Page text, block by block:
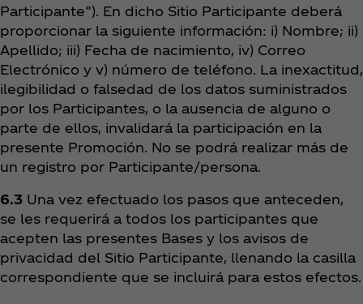
Participante”). En dicho Sitio Participante deberá
proporcionar la siguiente información: i) Nombre; ii)
Apellido; iii) Fecha de nacimiento, iv) Correo
Electrónico y v) número de teléfono. La inexactitud,
ilegibilidad o falsedad de los datos suministrados
por los Participantes, o la ausencia de alguno o
parte de ellos, invalidará la participación en la
presente Promoción. No se podrá realizar más de
un registro por Participante/persona.
6.3 Una vez efectuado los pasos que anteceden,
se les requerirá a todos los participantes que
acepten las presentes Bases y los avisos de
privacidad del Sitio Participante, llenando la casilla
correspondiente que se incluirá para estos efectos.